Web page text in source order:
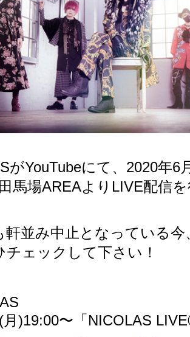
がYouTubeにて、2020年6
馬場AREAよりLIVE配信
軒並み中止となっている
チェックして下さい！
月)19:00〜「NICOLAS